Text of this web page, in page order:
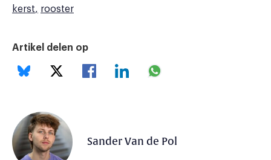
kerst
rooster
Artikel delen op
Sander Van de Pol